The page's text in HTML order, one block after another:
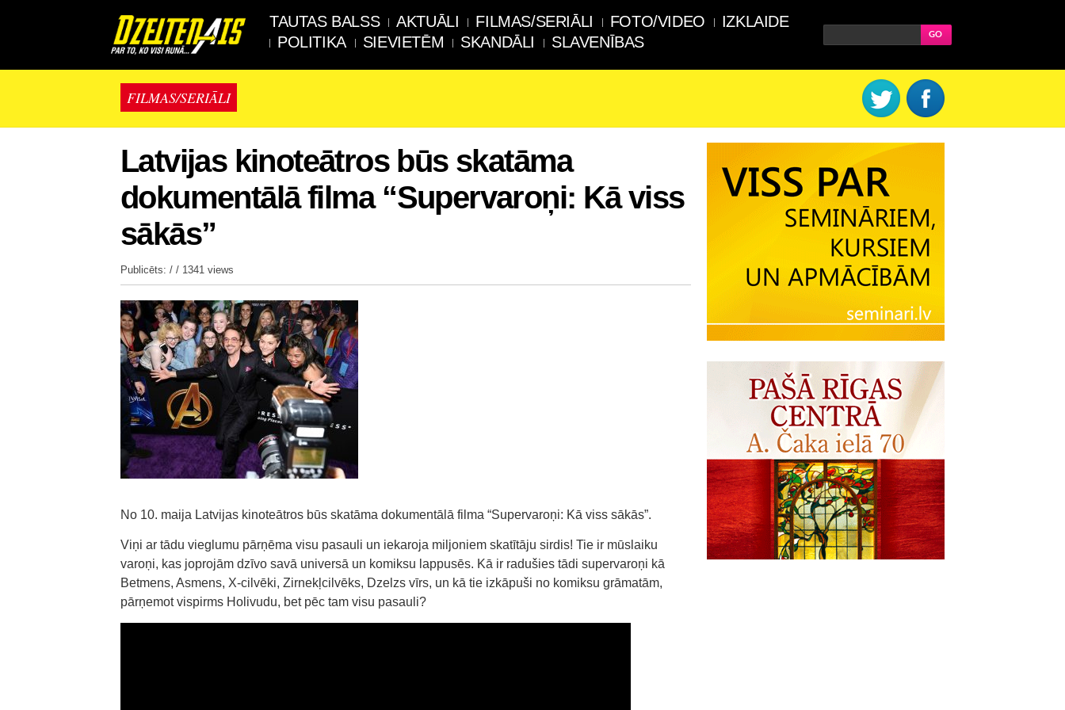
TAUTAS BALSS AKTUĀLI FILMAS/SERIĀLI FOTO/VIDEO
IZKLAIDE
POLITIKA
SIEVIETĒM SKANDĀLI SLAVENĪBAS
FILMAS/SERIĀLI
Latvijas kinoteātros būs skatāma
dokumentālā filma “Supervaroņi: Kā viss
sākās”
Publicēts: / / 1341 views
No 10. maija Latvijas kinoteātros būs skatāma dokumentālā filma “Supervaroņi: Kā viss sākās”.
Viņi ar tādu vieglumu pārņēma visu pasauli un iekaroja miljoniem skatītāju sirdis! Tie ir mūslaiku
varoņi, kas joprojām dzīvo savā universā un komiksu lappusēs. Kā ir radušies tādi supervaroņi kā
Betmens, Asmens, X-cilvēki, Zirnekļcilvēks, Dzelzs vīrs, un kā tie izkāpuši no komiksu grāmatām,
pārņemot vispirms Holivudu, bet pēc tam visu pasauli?